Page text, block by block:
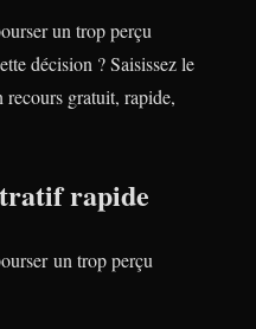
un trop perçu
décision ? Saisissez le
gratuit, rapide,
rapide
un trop perçu